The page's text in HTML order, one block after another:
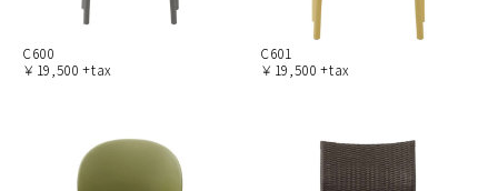
C600
￥19,500 +tax
C601
￥19,500 +tax